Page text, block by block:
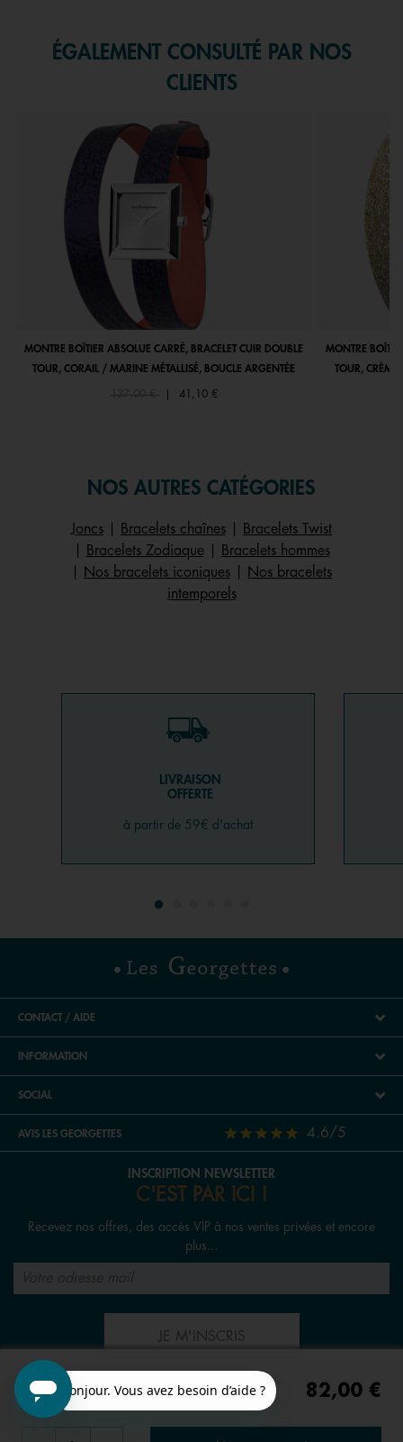
82,00 €
ÉGALEMENT CONSULTÉ PAR NOS
CLIENTS
MONTRE BOÎTIER ABSOLUE CARRÉ, BRACELET CUIR DOUBLE
TOUR, CORAIL / MARINE MÉTALLISÉ, BOUCLE ARGENTÉE
Price reduced from
137,00 €to 41,10 €
MONTRE
TOUR, CRÈME
NOS AUTRES CATÉGORIES
Joncs Bracelets chaînes
Bracelets Twist
Bracelets Zodiaque|
Bracelets hommes
Nos bracelets iconiques
Nos bracelets
intemporels
LIVRAISON
OFFERTE
à partir de 59€ d'achat
CONTACT / AIDE
INFORMATION
SOCIAL
AVIS LES GEORGETTES 4.6/5
INSCRIPTION NEWSLETTER
C'EST PAR ICI !
Recevez nos offres, des accès VIP à nos ventes privées et encore
plus...
JE M'INSCRIS
SUIVEZ-NOUS